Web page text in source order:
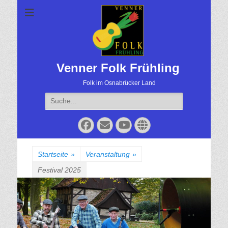
Venner Folk Frühling
Folk im Osnabrücker Land
Suche
für:
Facebook
EmailYouTube
Website
Startseite » Veranstaltung »
Festival 2025